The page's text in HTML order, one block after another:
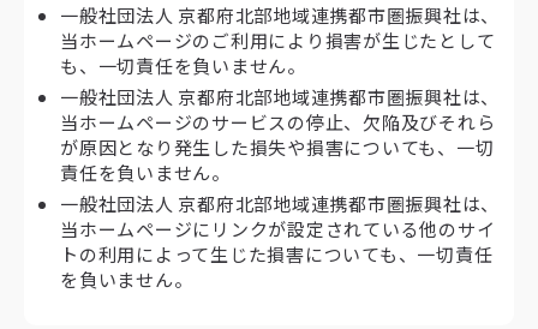
一般社団法人 京都府北部地域連携都市圏振興社は、
当ホームページのご利用により損害が生じたとして
も、一切責任を負いません。
一般社団法人 京都府北部地域連携都市圏振興社は、
当ホームページのサービスの停止、欠陥及びそれら
が原因となり発生した損失や損害についても、一切
責任を負いません。
一般社団法人 京都府北部地域連携都市圏振興社は、
当ホームページにリンクが設定されている他のサイ
トの利用によって生じた損害についても、一切責任
を負いません。